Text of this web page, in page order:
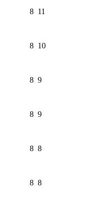
8 11
8 10
8 9
8 9
8 8
8 8